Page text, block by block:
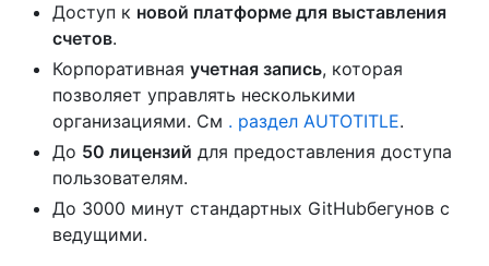
Доступ к новой платформе для выставления
счетов.
Корпоративная учетная запись, которая
позволяет управлять несколькими
организациями. См . раздел AUTOTITLE.
До 50 лицензий для предоставления доступа
пользователям.
До 3000 минут стандартных GitHubбегунов с
ведущими.